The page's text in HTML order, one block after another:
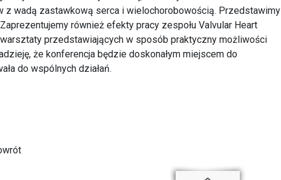
z wadą zastawkową serca i wielochorobowością. Przedstawimy
również efekty pracy zespołu Valvular Heart
przedstawiających w sposób praktyczny możliwości
że konferencja będzie doskonałym miejscem do
do wspólnych działań.